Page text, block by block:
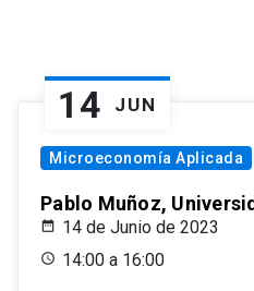
14 JUN
Microeconomía Aplicada
Pablo Muñoz,
14 de Junio de 2023
14:00 a 16:00